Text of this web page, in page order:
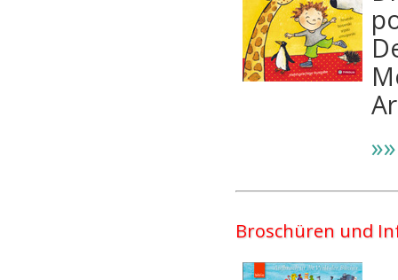
Broschüren und